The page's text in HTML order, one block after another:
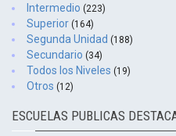
Intermedio (223)
Superior (164)
Segunda Unidad (188)
Secundario (34)
Todos los Niveles (19)
Otros (12)
ESCUELAS PUBLICAS